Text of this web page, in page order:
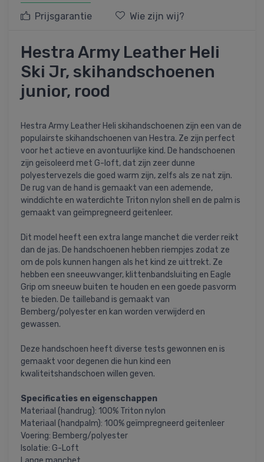
Prijsgarantie Wie zijn wij?
Hestra Army Leather Heli
Ski Jr, skihandschoenen
junior, rood
Hestra Army Leather Heli skihandschoenen zijn een van de
populairste skihandschoenen van Hestra. Ze zijn perfect
voor het actieve en avontuurlijke kind. De handschoenen
zijn geïsoleerd met G-loft, dat zijn zeer dunne
polyestervezels die goed warm zijn, zelfs als ze nat zijn.
De rug van de hand is gemaakt van een ademende,
winddichte en waterdichte Triton nylon shell en de palm is
gemaakt van geïmpregneerd geitenleer.
Dit model heeft een extra lange manchet die verder reikt
dan de jas. De handschoenen hebben riempjes zodat ze
om de pols kunnen hangen als het kind ze uittrekt. Ze
hebben een sneeuwvanger, klittenbandsluiting en Eagle
Grip om sneeuw buiten te houden en een goede pasvorm
te bieden. De tailleband is gemaakt van
Bemberg/polyester en kan worden verwijderd en
gewassen.
Deze handschoen heeft diverse tests gewonnen en is
gemaakt voor degenen die hun kind een
kwaliteitshandschoen willen geven.
Specificaties en eigenschappen
Materiaal (handrug): 100% Triton nylon
Materiaal (handpalm): 100% geïmpregneerd geitenleer
Voering: Bemberg/polyester
Isolatie: G-Loft